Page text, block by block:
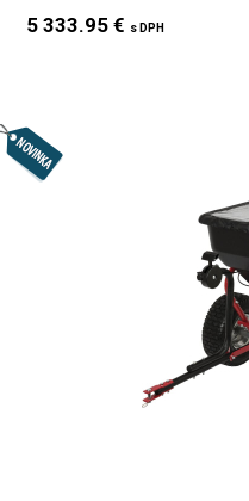
5 333.95 € s DPH